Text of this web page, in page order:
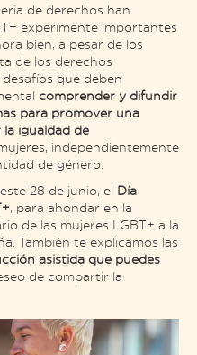
de derechos han
experimente importantes
bien, a pesar de los
de los derechos
que deben
comprender y difundir
para promover una
igualdad de
independientemente
de género.
28 de junio, el Día
, para ahondar en la
de las mujeres LGBT+ a la
También te explicamos las
asistida que puedes
de compartir la